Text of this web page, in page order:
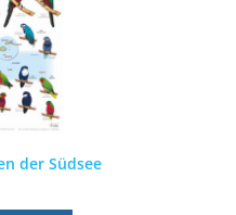
der Südsee